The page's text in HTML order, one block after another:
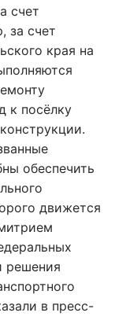
счет
за счет
края на
к посёлку
обеспечить
движется
решения
в пресс-